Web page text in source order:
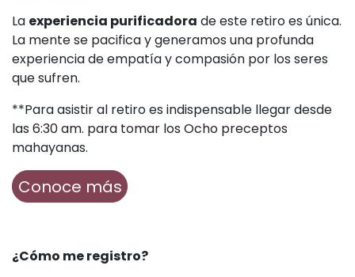
La experiencia purificadora de este retiro es única.
La mente se pacifica y generamos una profunda
experiencia de empatía y compasión por los seres
que sufren.
**Para asistir al retiro es indispensable llegar desde
las 6:30 am. para tomar los Ocho preceptos
mahayanas.
Conoce más
¿Cómo me registro?